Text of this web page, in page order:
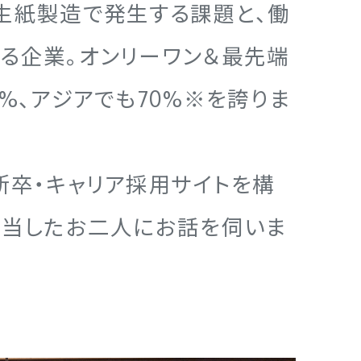
紙製造で発生する課題と、働
企業。オンリーワン＆最先端
、アジアでも70%※を誇りま
・キャリア採用サイトを構
当したお二人にお話を伺いま